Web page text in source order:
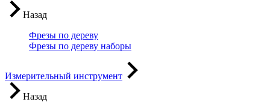
Назад
Фрезы по дереву
Фрезы по дереву наборы
Измерительный инструмент
Назад